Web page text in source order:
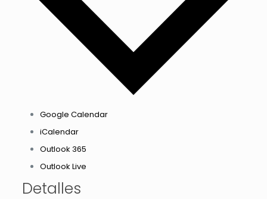
Google Calendar
iCalendar
Outlook 365
Outlook Live
Detalles